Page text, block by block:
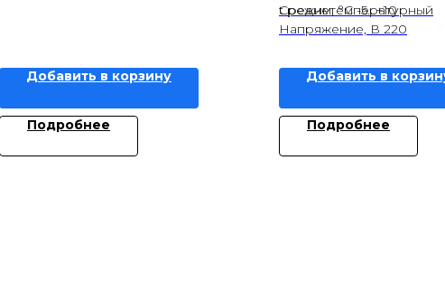
Добавить в корзину
Подробнее
Среднетемпературный
t режим, °С -5...+10
Напряжение, В 220
Добавить в
Подробнее